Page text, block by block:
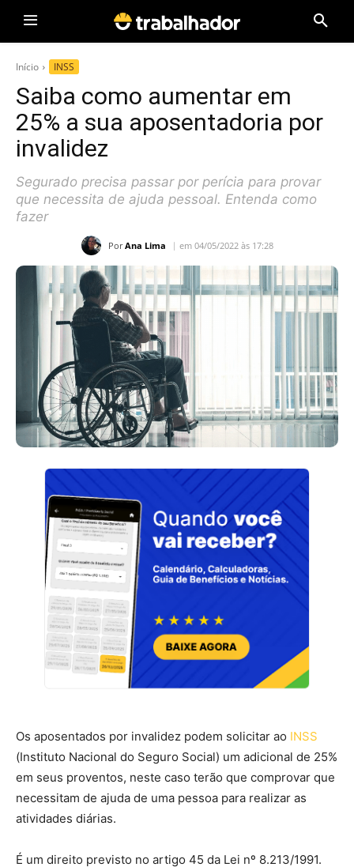
Início INSS
Saiba como aumentar em
25% a sua aposentadoria por
invalidez
Segurado precisa passar por perícia para provar
que necessita de ajuda pessoal. Entenda como
fazer
Por Ana Lima em 04/05/2022 às 17:28
Os aposentados por invalidez podem solicitar ao INSS
(Instituto Nacional do Seguro Social) um adicional de 25%
em seus proventos, neste caso terão que comprovar que
necessitam de ajuda de uma pessoa para realizar as
atividades diárias.
É um direito previsto no artigo 45 da Lei nº 8.213/1991.